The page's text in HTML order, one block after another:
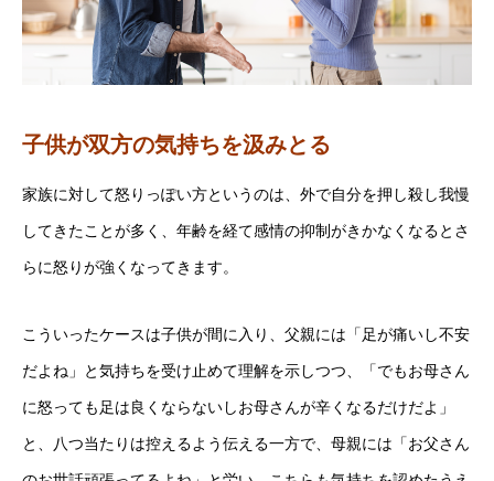
子供が双方の気持ちを汲みとる
家族に対して怒りっぽい方というのは、外で自分を押し殺し我慢
してきたことが多く、年齢を経て感情の抑制がきかなくなるとさ
らに怒りが強くなってきます。
こういったケースは子供が間に入り、父親には「足が痛いし不安
だよね」と気持ちを受け止めて理解を示しつつ、「でもお母さん
に怒っても足は良くならないしお母さんが辛くなるだけだよ」
と、八つ当たりは控えるよう伝える一方で、母親には「お父さん